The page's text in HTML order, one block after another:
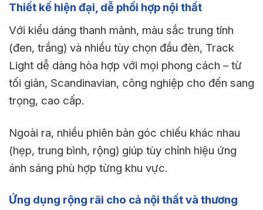
Thiết kế hiện đại, dễ phối hợp nội thất
Với kiểu dáng thanh mảnh, màu sắc trung tính
(đen, trắng) và nhiều tùy chọn đầu đèn, Track
Light dễ dàng hòa hợp với mọi phong cách – từ
tối giản, Scandinavian, công nghiệp cho đến sang
trọng, cao cấp.
Ngoài ra, nhiều phiên bản góc chiếu khác nhau
(hẹp, trung bình, rộng) giúp tùy chỉnh hiệu ứng
ánh sáng phù hợp từng khu vực.
Ứng dụng rộng rãi cho cả nội thất và thương